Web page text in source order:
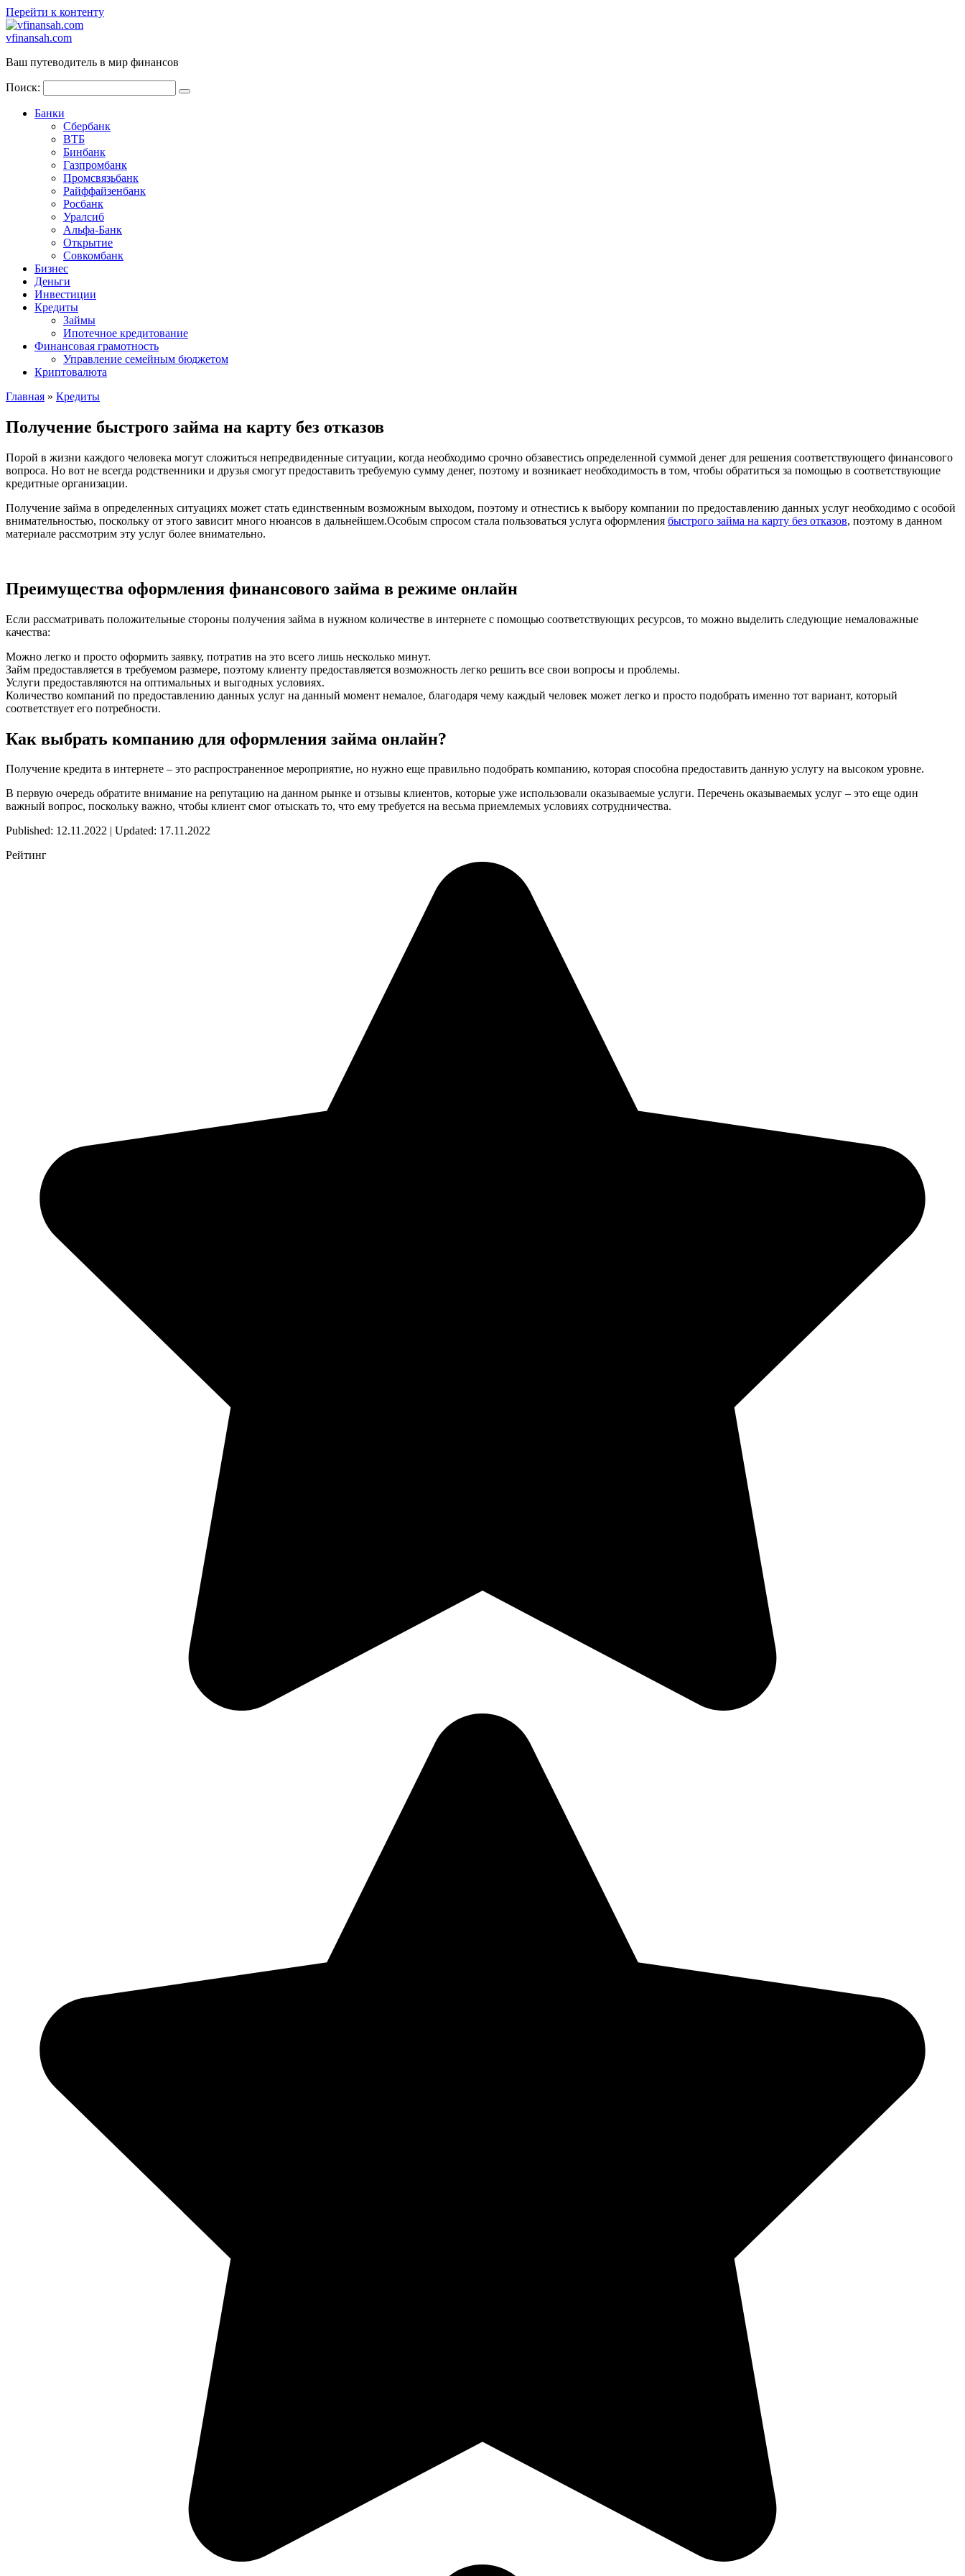
Перейти к контенту
vfinansah.com
Ваш путеводитель в мир финансов
Поиск:
Банки
Сбербанк
ВТБ
Бинбанк
Газпромбанк
Промсвязьбанк
Райффайзенбанк
Росбанк
Уралсиб
Альфа-Банк
Открытие
Совкомбанк
Бизнес
Деньги
Инвестиции
Кредиты
Займы
Ипотечное кредитование
Финансовая грамотность
Управление семейным бюджетом
Криптовалюта
Главная » Кредиты
Получение быстрого займа на карту без отказов
Порой в жизни каждого человека могут сложиться непредвиденные ситуации, когда необходимо срочно обзавестись определенной суммой денег для решения соответствующего финансового
вопроса. Но вот не всегда родственники и друзья смогут предоставить требуемую сумму денег, поэтому и возникает необходимость в том, чтобы обратиться за помощью в соответствующие
кредитные организации.
Получение займа в определенных ситуациях может стать единственным возможным выходом, поэтому и отнестись к выбору компании по предоставлению данных услуг необходимо с особой
внимательностью, поскольку от этого зависит много нюансов в дальнейшем.Особым спросом стала пользоваться услуга оформления быстрого займа на карту без отказов, поэтому в данном
материале рассмотрим эту услуг более внимательно.
Преимущества оформления финансового займа в режиме онлайн
Если рассматривать положительные стороны получения займа в нужном количестве в интернете с помощью соответствующих ресурсов, то можно выделить следующие немаловажные
качества:
Можно легко и просто оформить заявку, потратив на это всего лишь несколько минут.
Займ предоставляется в требуемом размере, поэтому клиенту предоставляется возможность легко решить все свои вопросы и проблемы.
Услуги предоставляются на оптимальных и выгодных условиях.
Количество компаний по предоставлению данных услуг на данный момент немалое, благодаря чему каждый человек может легко и просто подобрать именно тот вариант, который
соответствует его потребности.
Как выбрать компанию для оформления займа онлайн?
Получение кредита в интернете – это распространенное мероприятие, но нужно еще правильно подобрать компанию, которая способна предоставить данную услугу на высоком уровне.
В первую очередь обратите внимание на репутацию на данном рынке и отзывы клиентов, которые уже использовали оказываемые услуги. Перечень оказываемых услуг – это еще один
важный вопрос, поскольку важно, чтобы клиент смог отыскать то, что ему требуется на весьма приемлемых условиях сотрудничества.
Published: 12.11.2022 | Updated: 17.11.2022
Рейтинг